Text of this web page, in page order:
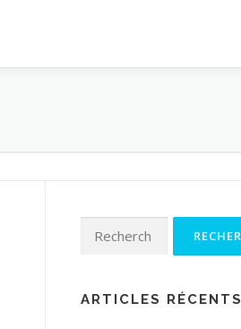
Rechercher :
ARTICLES RÉCENTS